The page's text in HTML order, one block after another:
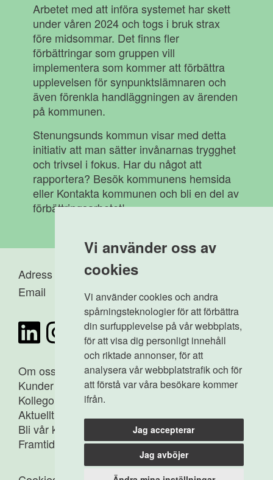
Vi använder oss av
cookies
Vi använder cookies och andra
spårningsteknologier för att förbättra
din surfupplevelse på vår webbplats,
för att visa dig personligt innehåll
och riktade annonser, för att
analysera vår webbplatstrafik och för
att förstå var våra besökare kommer
ifrån.
Jag accepterar
Jag avböjer
Arbetet med att införa systemet har skett
under våren 2024 och togs i bruk strax
före midsommar. Det finns fler
förbättringar som gruppen vill
implementera som kommer att förbättra
upplevelsen för synpunktslämnaren och
även förenkla handläggningen av ärenden
på kommunen.
Stenungsunds kommun visar med detta
initiativ att man sätter invånarnas trygghet
och trivsel i fokus. Har du något att
rapportera? Besök kommunens hemsida
eller Kontakta kommunen och bli en del av
förbättringsarbetet!
Adress
Karlavägen 112
Email
info@agima.se
Om oss
Kunder
Kollegor
Aktuellt
Bli vår kollega
Framtidens medborgare